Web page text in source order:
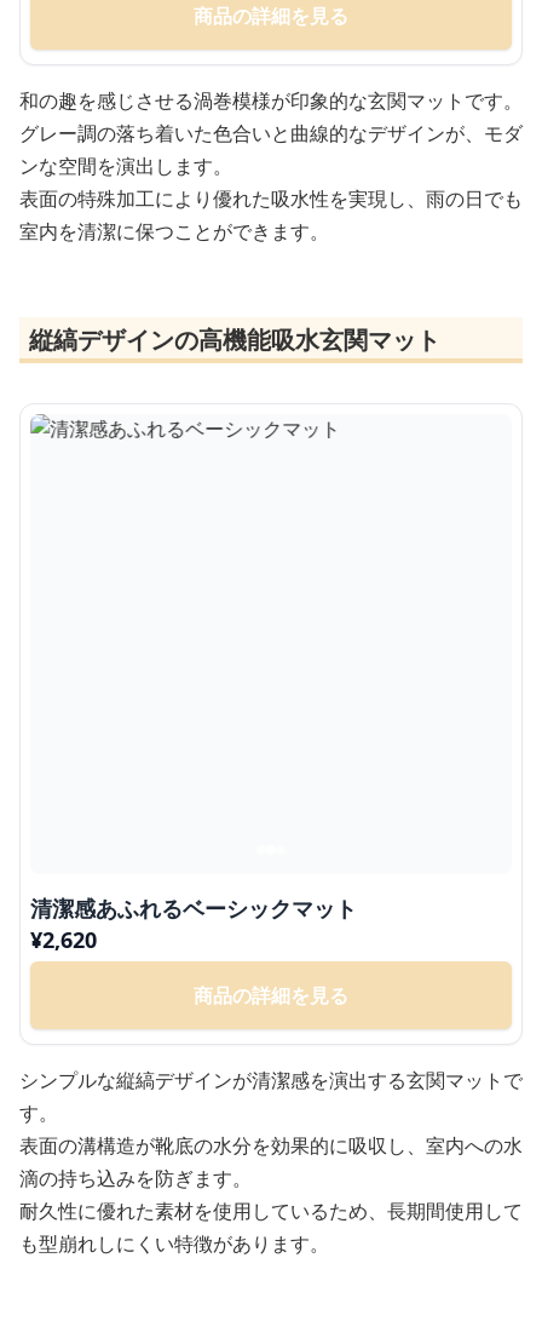
商品の詳細を見る
和の趣を感じさせる渦巻模様が印象的な玄関マットです。
グレー調の落ち着いた色合いと曲線的なデザインが、モダ
ンな空間を演出します。
表面の特殊加工により優れた吸水性を実現し、雨の日でも
室内を清潔に保つことができます。
縦縞デザインの高機能吸水玄関マット
清潔感あふれるベーシックマット
¥2,620
商品の詳細を見る
シンプルな縦縞デザインが清潔感を演出する玄関マットで
す。
表面の溝構造が靴底の水分を効果的に吸収し、室内への水
滴の持ち込みを防ぎます。
耐久性に優れた素材を使用しているため、長期間使用して
も型崩れしにくい特徴があります。